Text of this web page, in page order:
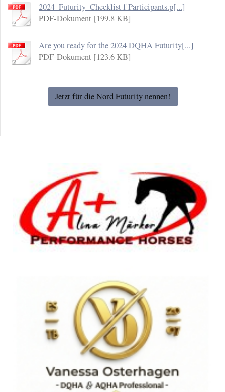
2024_Futurity_Checklist f Participants.p[...]
PDF-Dokument [199.8 KB]
Are you ready for the 2024 DQHA Futurity[...]
PDF-Dokument [123.6 KB]
Jetzt für die Nord Futurity nennen!